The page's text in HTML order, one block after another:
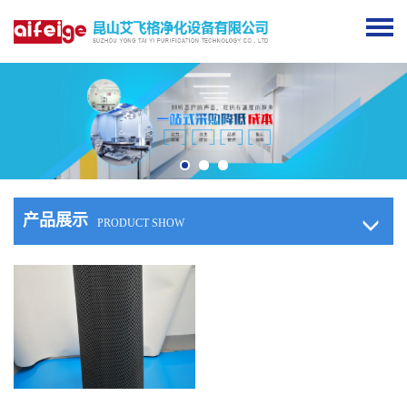
产品展示 PRODUCT SHOW
查看详情 >>